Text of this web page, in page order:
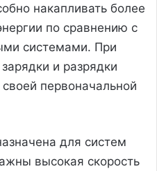
накапливать более
по сравнению с
системами. При
и разрядки
первоначальной
для систем
высокая скорость